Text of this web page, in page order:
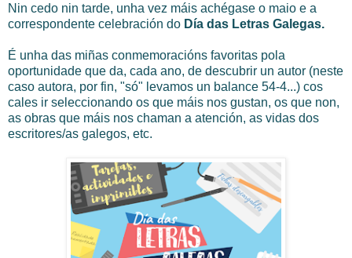
Nin cedo nin tarde, unha vez máis achégase o maio e a
correspondente celebración do Día das Letras Galegas.
É unha das miñas conmemoracións favoritas pola
oportunidade que da, cada ano, de descubrir un autor (neste
caso autora, por fin, "só" levamos un balance 54-4...) cos
cales ir seleccionando os que máis nos gustan, os que non,
as obras que máis nos chaman a atención, as vidas dos
escritores/as galegos, etc.